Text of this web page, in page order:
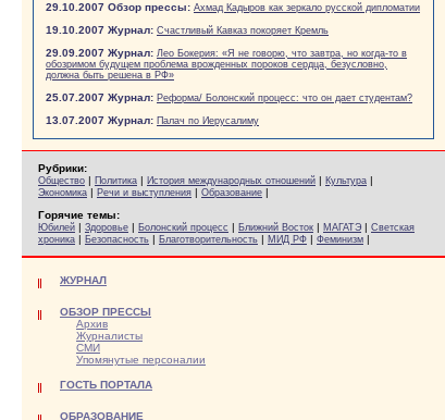
29.10.2007 Обзор прессы: Ахмад Кадыров как зеркало русской дипломатии
19.10.2007 Журнал: Счастливый Кавказ покоряет Кремль
29.09.2007 Журнал: Лео Бокерия: «Я не говорю, что завтра, но когда-то в
обозримом будущем проблема врожденных пороков сердца, безусловно,
должна быть решена в РФ»
25.07.2007 Журнал: Реформа/ Болонский процесс: что он дает студентам?
13.07.2007 Журнал: Палач по Иерусалиму
Рубрики:
Общество | Политика | История международных отношений | Культура |
Экономика | Речи и выступления | Образование |
Горячие темы:
Юбилей | Здоровье | Болонский процесс | Ближний Восток | МАГАТЭ | Светская
хроника | Безопасность | Благотворительность | МИД РФ | Феминизм |
ЖУРНАЛ
ОБЗОР ПРЕССЫ
Архив
Журналисты
СМИ
Упомянутые персоналии
ГОСТЬ ПОРТАЛА
ОБРАЗОВАНИЕ